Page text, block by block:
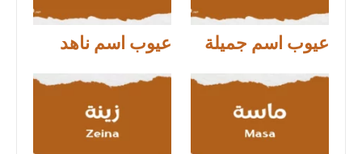
عيوب اسم جميلة عيوب اسم ناهد